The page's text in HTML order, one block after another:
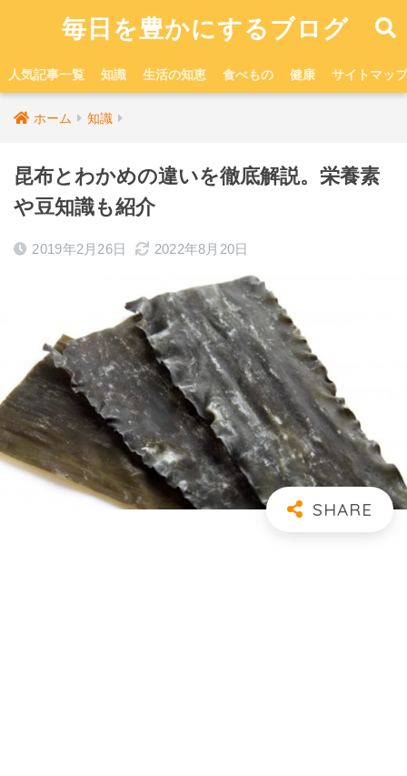
毎日を豊かにするブログ
人気記事一覧 知識 生活の知恵 食べもの 健康 サイトマップ
ホーム 知識
昆布とわかめの違いを徹底解説。栄養素
や豆知識も紹介
2019年2月26日 2022年8月20日